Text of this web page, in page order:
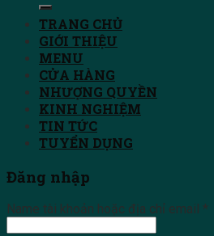
TRANG CHỦ
GIỚI THIỆU
MENU
CỬA HÀNG
NHƯỢNG QUYỀN
KINH NGHIỆM
TIN TỨC
TUYỂN DỤNG
Đăng nhập
Name tài khoản hoặc địa chỉ email *